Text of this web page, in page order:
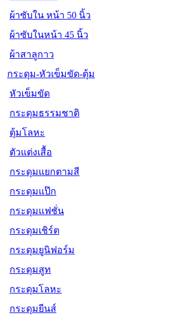
ผ้าซับใน หน้า 50 นิ้ว
ผ้าซับในหน้า 45 นิ้ว
ผ้าสาลูกาว
กระดุม-หัวเข็มขัด-ตุ้ม
หัวเข็มขัด
กระดุมธรรมชาติ
ตุ้มโลหะ
ตัวแต่งเสื้อ
กระดุมแยกตามสี
กระดุมแป๊ก
กระดุมแฟชั่น
กระดุมเชิร์ต
กระดุมยูนิฟอร์ม
กระดุมสูท
กระดุมโลหะ
กระดุมยีนส์